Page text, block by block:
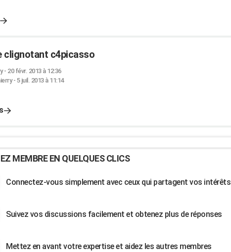
clignotant c4picasso
- 20 févr. 2013 à 12:36
- 5 juil. 2013 à 11:14
MEMBRE EN QUELQUES CLICS
Connectez-vous simplement avec ceux qui partagent vos intérêts
Suivez vos discussions facilement et obtenez plus de réponses
Mettez en avant votre expertise et aidez les autres membres